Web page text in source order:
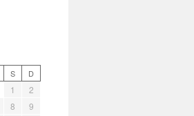
S D
1
2
8
9